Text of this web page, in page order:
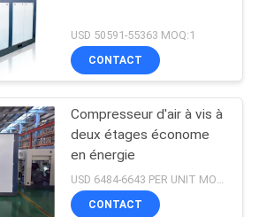
USD 50591-55363 MOQ:1
CONTACT
Compresseur d'air à vis à
deux étages économe
en énergie
USD 6484-6643 PER UNIT MOQ:1
CONTACT